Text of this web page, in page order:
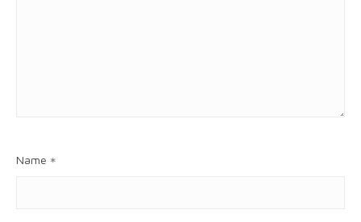
Name *